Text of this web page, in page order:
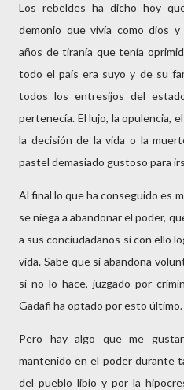
Los rebeldes ha dicho hoy
demonio que vivía como dios
años de tiranía que tenía
todo el país era suyo y de su
todos los entresijos del
pertenecía. El lujo, la opulencia,
la decisión de la vida o la
pastel demasiado gustoso para
Al final lo que ha conseguido es
se niega a abandonar el poder,
a sus conciudadanos si con ello
vida. Sabe que si abandona
si no lo hace, juzgado por
Gadafi ha optado por esto último.
Pero hay algo que me
mantenido en el poder durante
del pueblo libio y por la